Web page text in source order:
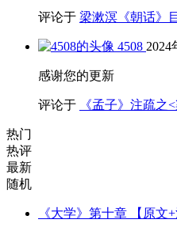
评论于 梁漱溟《朝话》
4508 2024
感谢您的更新
评论于 《孟子》注疏之
热门
热评
最新
随机
《大学》第十章 【原文